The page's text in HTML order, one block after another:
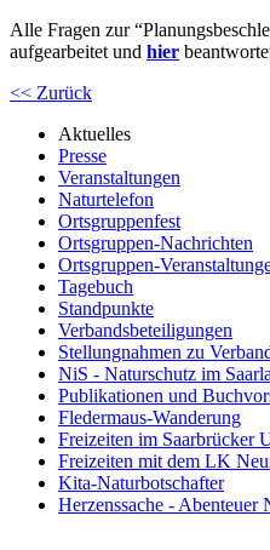
Alle Fragen zur
aufgearbeitet und hier
<< Zurück
Aktuelles
Presse
Veranstaltungen
Naturtelefon
Ortsgruppenfest
Ortsgruppen-Nachrichten
Ortsgruppen-
Tagebuch
Standpunkte
Verbandsbeteiligungen
Stellungnahmen zu
NiS - Naturschutz im
Publikationen und
Fledermaus-Wanderung
Freizeiten im Saarbrücker
Freizeiten mit dem LK
Kita-Naturbotschafter
Herzenssache - Abenteuer